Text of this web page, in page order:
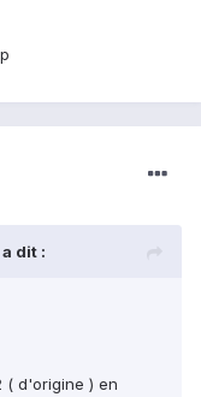
dit :
( d'origine ) en